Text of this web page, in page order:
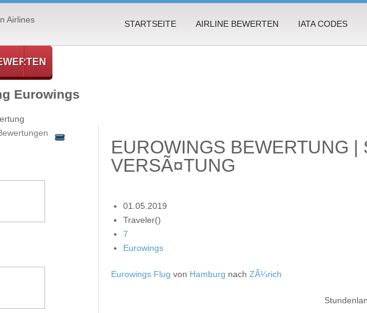
STARTSEITE AIRLINE BEWERTEN IATA CODES
Eurowings
EUROWINGS BEWERTUNG
VERSÃ¤TUNG
01.05.2019
Traveler()
7
Eurowings
Eurowings Flug von Hamburg nachZÃ¼rich